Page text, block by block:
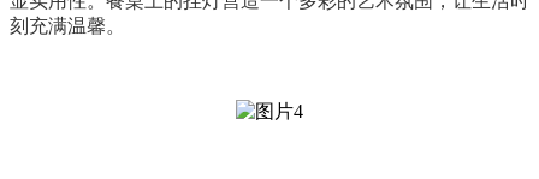
刻充满温馨。